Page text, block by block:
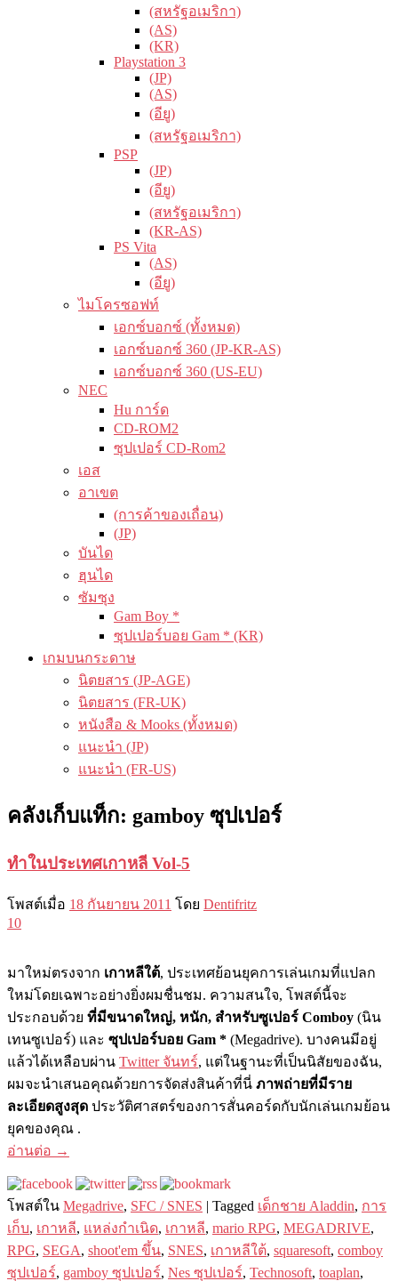
(สหรัฐอเมริกา)
(AS)
(KR)
Playstation 3
(JP)
(AS)
(อียู)
(สหรัฐอเมริกา)
PSP
(JP)
(อียู)
(สหรัฐอเมริกา)
(KR-AS)
PS Vita
(AS)
(อียู)
ไมโครซอฟท์
เอกซ์บอกซ์ (ทั้งหมด)
เอกซ์บอกซ์ 360 (JP-KR-AS)
เอกซ์บอกซ์ 360 (US-EU)
NEC
Hu การ์ด
CD-ROM2
ซุปเปอร์ CD-Rom2
เอส
อาเขต
(การค้าของเถื่อน)
(JP)
บันได
ฮุนได
ซัมซุง
Gam Boy *
ซุปเปอร์บอย Gam * (KR)
เกมบนกระดาษ
นิตยสาร (JP-AGE)
นิตยสาร (FR-UK)
หนังสือ & Mooks (ทั้งหมด)
แนะนำ (JP)
แนะนำ (FR-US)
คลังเก็บแท็ก: gamboy ซุปเปอร์
ทำในประเทศเกาหลี Vol-5
โพสต์เมื่อ 18 กันยายน 2011 โดย Dentifritz
10
มาใหม่ตรงจาก เกาหลีใต้, ประเทศย้อนยุคการเล่นเกมที่แปลก
ใหม่โดยเฉพาะอย่างยิ่งผมชื่นชม. ความสนใจ, โพสต์นี้จะ
ประกอบด้วย ที่มีขนาดใหญ่, หนัก, สำหรับซูเปอร์ Comboy (นิน
เทนซูเปอร์) และ ซุปเปอร์บอย Gam * (Megadrive). บางคนมีอยู่
แล้วได้เหลือบผ่าน Twitter จันทร์, แต่ในฐานะที่เป็นนิสัยของฉัน,
ผมจะนำเสนอคุณด้วยการจัดส่งสินค้าที่นี่ ภาพถ่ายที่มีราย
ละเอียดสูงสุด ประวัติศาสตร์ของการสั่นคอร์ดกับนักเล่นเกมย้อน
ยุคของคุณ .
อ่านต่อ →
โพสต์ใน Megadrive, SFC / SNES | Tagged เด็กชาย Aladdin, การ
เก็บ, เกาหลี, แหล่งกำเนิด, เกาหลี, mario RPG, MEGADRIVE,
RPG, SEGA, shoot'em ขึ้น, SNES, เกาหลีใต้, squaresoft, comboy
ซุปเปอร์, gamboy ซุปเปอร์, Nes ซุปเปอร์, Technosoft, toaplan,